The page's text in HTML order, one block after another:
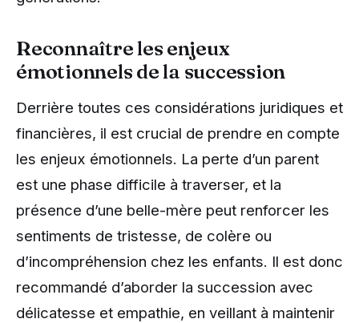
Reconnaître les enjeux
émotionnels de la succession
Derrière toutes ces considérations juridiques et
financières, il est crucial de prendre en compte
les enjeux émotionnels. La perte d’un parent
est une phase difficile à traverser, et la
présence d’une belle-mère peut renforcer les
sentiments de tristesse, de colère ou
d’incompréhension chez les enfants. Il est donc
recommandé d’aborder la succession avec
délicatesse et empathie, en veillant à maintenir